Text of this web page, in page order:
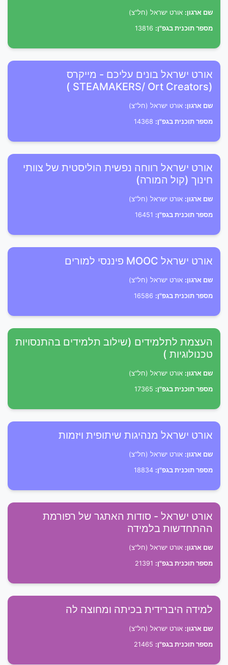
שם ארגון: אורט ישראל (חל"צ)
מספר תוכנית בגפ"ן:
אורט ישראל בונים עליכם - מייקרס
(STEAMAKERS/ Ort Creators )
שם ארגון: אורט ישראל (חל"צ)
מספר תוכנית בגפ"ן:
אורט ישראל רווחה נפשית הוליסטית של צוותי
חינוך (קול המורה)
שם ארגון: אורט ישראל (חל"צ)
מספר תוכנית בגפ"ן:
אורט ישראל MOOC פיננסי למורים
שם ארגון: אורט ישראל (חל"צ)
מספר תוכנית בגפ"ן:
העצמת לתלמידים (שילוב תלמידים בהתנסויות
טכנולוגיות )
שם ארגון: אורט ישראל (חל"צ)
מספר תוכנית בגפ"ן:
אורט ישראל מנהיגות שיתופית ויזמות
שם ארגון: אורט ישראל (חל"צ)
מספר תוכנית בגפ"ן:
אורט ישראל - סודות האתגר של רפורמת
ההתחדשות בלמידה
שם ארגון: אורט ישראל (חל"צ)
מספר תוכנית בגפ"ן:
למידה היברידית בכיתה ומחוצה לה
שם ארגון: אורט ישראל (חל"צ)
מספר תוכנית בגפ"ן: